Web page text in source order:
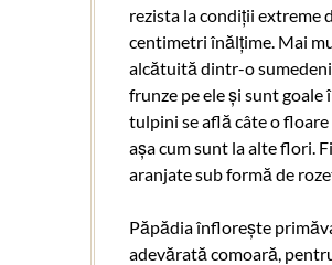
rezista la condiții extreme
centimetri înălțime. Mai
alcătuită dintr-o
frunze pe ele și sunt
tulpini se află câte o
așa cum sunt la alte flori.
aranjate sub formă de
Păpădia înflorește
adevărată comoară,